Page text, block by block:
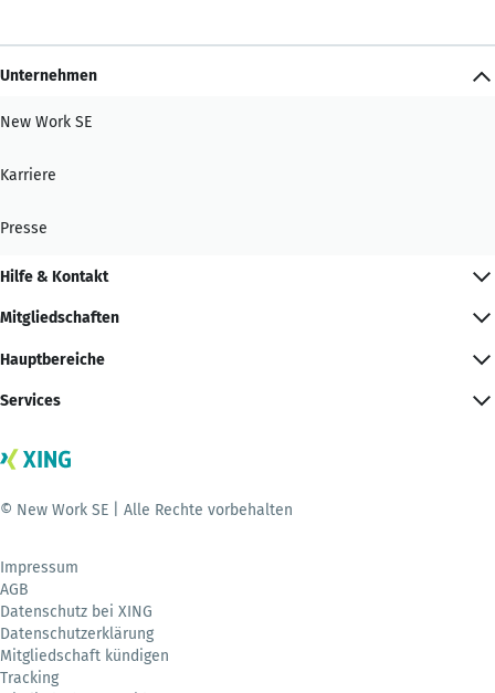
Unternehmen
New Work SE
Karriere
Presse
Hilfe & Kontakt
Mitgliedschaften
Hauptbereiche
Services
© New Work SE | Alle Rechte vorbehalten
Impressum
AGB
Datenschutz bei XING
Datenschutzerklärung
Mitgliedschaft kündigen
Tracking